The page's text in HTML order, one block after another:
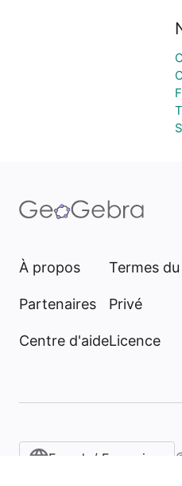
À propos
Partenaires
Centre d'aide
Termes
Privé
Licence
French / Français‎